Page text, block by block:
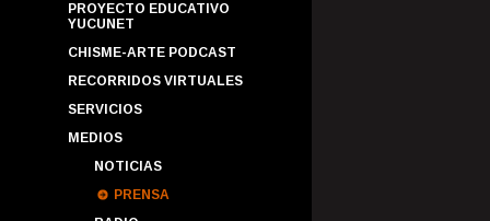
PROYECTO EDUCATIVO
YUCUNET
CHISME-ARTE PODCAST
RECORRIDOS VIRTUALES
SERVICIOS
MEDIOS
NOTICIAS
PRENSA